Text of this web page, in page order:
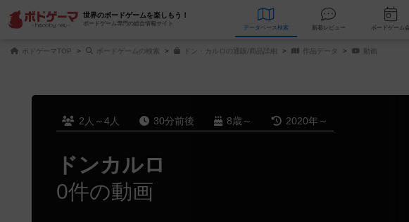
世界のボードゲームを楽しもう！
ボードゲーム専門の総合情報サイト
データベース 検索 新着レビュー
ボドゲーマTOP ボードゲームの検索 ドン・カルロの通販/商品詳細 作品データ 動画
2人～4人 30分前後 8歳～ 2020年～
ドンカルロ
0件の動画